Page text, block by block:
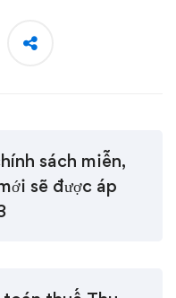
sách miễn,
sẽ được áp